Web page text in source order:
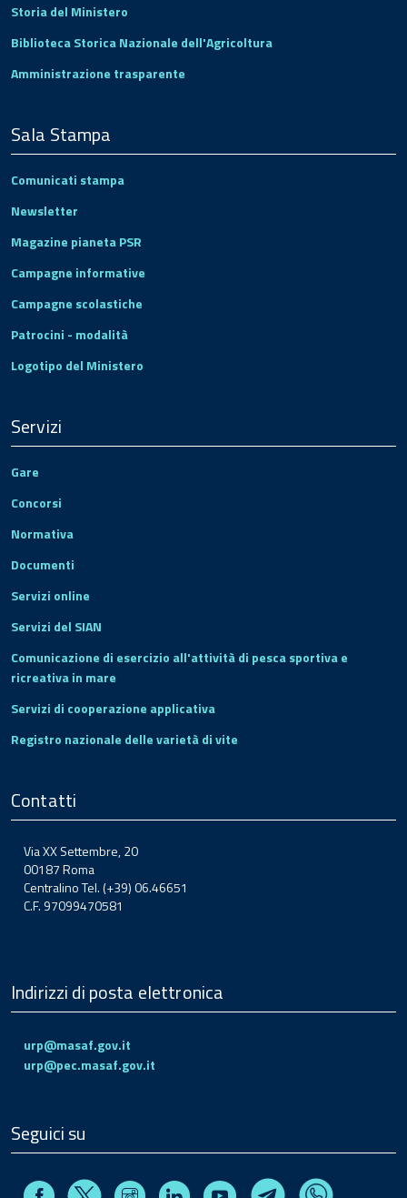
Storia del Ministero
Biblioteca Storica Nazionale dell'Agricoltura
Amministrazione trasparente
Sala Stampa
Comunicati stampa
Newsletter
Magazine pianeta PSR
Campagne informative
Campagne scolastiche
Patrocini - modalità
Logotipo del Ministero
Servizi
Gare
Concorsi
Normativa
Documenti
Servizi online
Servizi del SIAN
Comunicazione di esercizio all'attività di pesca sportiva e
ricreativa in mare
Servizi di cooperazione applicativa
Registro nazionale delle varietà di vite
Contatti
Via XX Settembre, 20
00187 Roma
Centralino Tel. (+39) 06.46651
C.F. 97099470581
Indirizzi di posta elettronica
urp@masaf.gov.it
urp@pec.masaf.gov.it
Seguici su
Facebook InstagramLinkedin Youtube